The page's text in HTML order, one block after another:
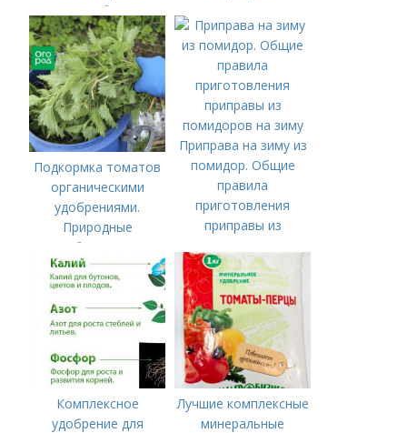
сортов яблок на
дегустационном
марафоне
Подкормка томатов
органическими
удобрениями.
Природные
удобрения для
подкормки "по листу"
Приправа на зиму из
помидор. Общие
правила
приготовления
приправы из
Комплексное
удобрение для
Лучшие комплексные
минеральные